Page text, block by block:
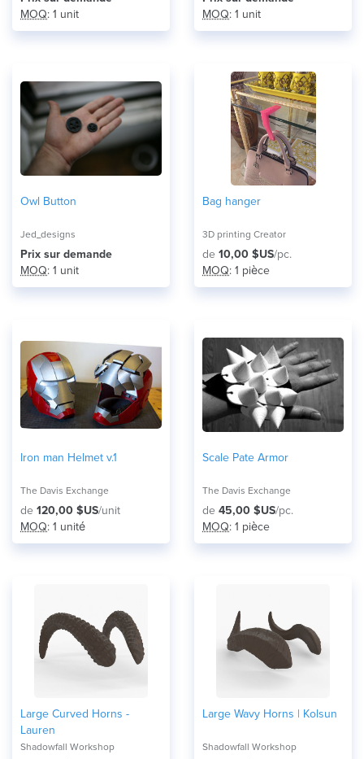
MOQ: 1 unit
MOQ: 1 unit
Owl Button
Jed_designs
Prix ​​sur demande
MOQ: 1 unit
Bag hanger
3D printing Creator
de 10,00 $US/pc.
MOQ: 1 pièce
Iron man Helmet v.1
The Davis Exchange
de 120,00 $US/unit
MOQ: 1 unité
Scale Pate Armor
The Davis Exchange
de 45,00 $US/pc.
MOQ: 1 pièce
Large Curved Horns -
Lauren
Shadowfall Workshop
Large Wavy Horns | Kolsun
Shadowfall Workshop